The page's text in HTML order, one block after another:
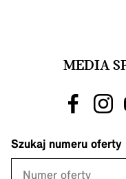
MEDIA
Szukaj numeru oferty